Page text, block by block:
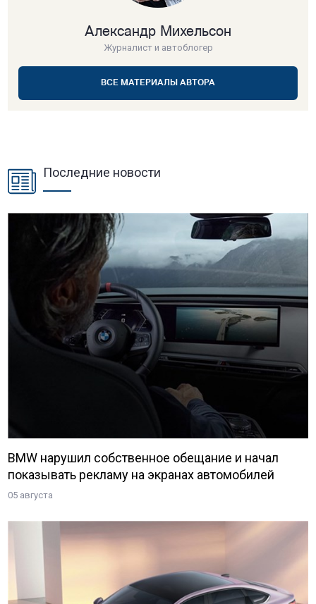
Александр Михельсон
Журналист и автоблогер
ВСЕ МАТЕРИАЛЫ АВТОРА
Последние новости
BMW нарушил собственное обещание и начал
показывать рекламу на экранах автомобилей
05 августа